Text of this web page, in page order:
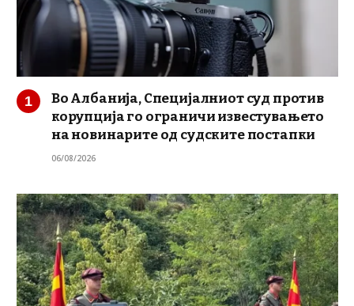
Во Албанија, Специјалниот суд против
корупција го ограничи известувањето
на новинарите од судските постапки
06/08/2026